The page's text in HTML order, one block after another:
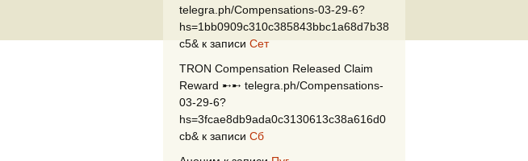
telegra.ph/Compensations-03-29-6?
hs=1bb0909c310c385843bbc1a68d7b38
c5& к записи Сет
TRON Compensation Released Claim
Reward ➸➸ telegra.ph/Compensations-
03-29-6?
hs=3fcae8db9ada0c3130613c38a616d0
cb& к записи Сб